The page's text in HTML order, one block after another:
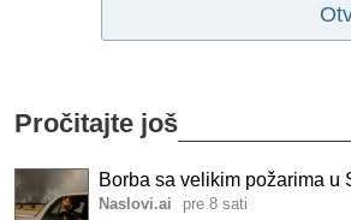
Pročitajte još
Borba sa velikim požarima
Naslovi.ai pre 8 sati